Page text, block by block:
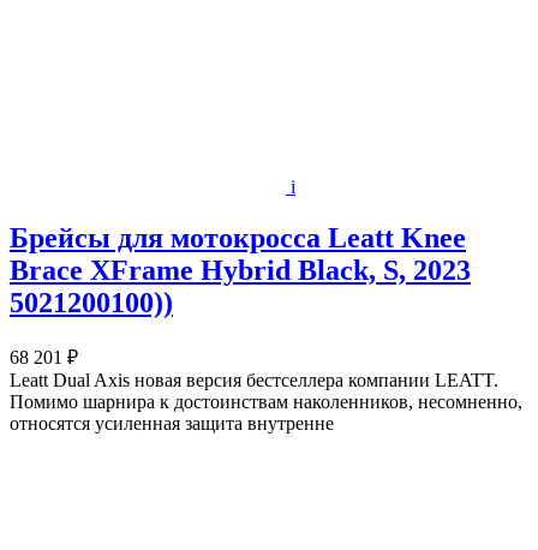
i
Брейсы для мотокросса Leatt Knee
Brace XFrame Hybrid Black, S, 2023
5021200100))
68 201 ₽
Leatt Dual Axis новая версия бестселлера компании LEATT.
Помимо шарнира к достоинствам наколенников, несомненно,
относятся усиленная защита внутренне